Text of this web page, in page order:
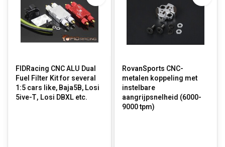
FIDRacing CNC ALU Dual
Fuel Filter Kit for several
1:5 cars like, Baja5B, Losi
5ive-T, Losi DBXL etc.
RovanSports CNC-
metalen koppeling met
instelbare
aangrijpsnelheid (6000-
9000 tpm)